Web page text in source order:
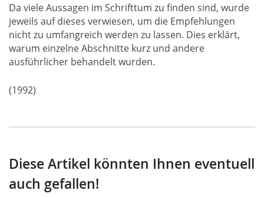
Da viele Aussagen im Schrifttum zu finden sind, wurde
jeweils auf dieses verwiesen, um die Empfehlungen
nicht zu umfangreich werden zu lassen. Dies erklärt,
warum einzelne Abschnitte kurz und andere
ausführlicher behandelt wurden.
(1992)
Diese Artikel könnten Ihnen eventuell
auch gefallen!